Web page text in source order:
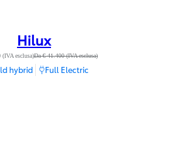
Hilux
(IVA esclusa)Da € 41.400 (IVA esclusa)
hybrid Full Electric